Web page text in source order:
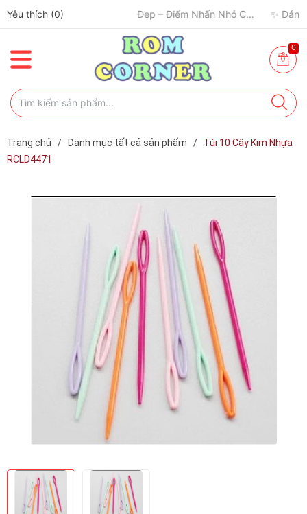
Yêu thích (0)
✈️ Đi Du Lịch – Cách Để Tâm Trạng “Refresh” Hơn ✨ 🧢 Một Chiếc Nón Đẹp – Điểm Nhấn Nhỏ Cho Mỗi Outfit ✨
0
Trang chủ / Danh mục tất cả sản phẩm /
Túi 10 Cây Kim Nhựa
RCLD4471